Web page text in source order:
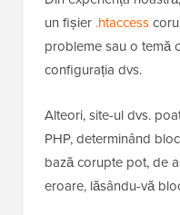
un fișier .htaccess
probleme sau o temă
configurația dvs.
Alteori, site-ul dvs.
PHP, determinând
bază corupte pot, de
eroare, lăsându-vă